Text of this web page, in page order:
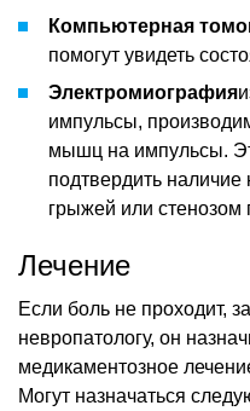
Компьютерная
помогут увидеть
Электромиография
импульсы,
мышц на импульсы.
подтвердить
грыжей или стенозом
Лечение
Если боль не проходит,
невропатологу, он
медикаментозное
Могут назначаться